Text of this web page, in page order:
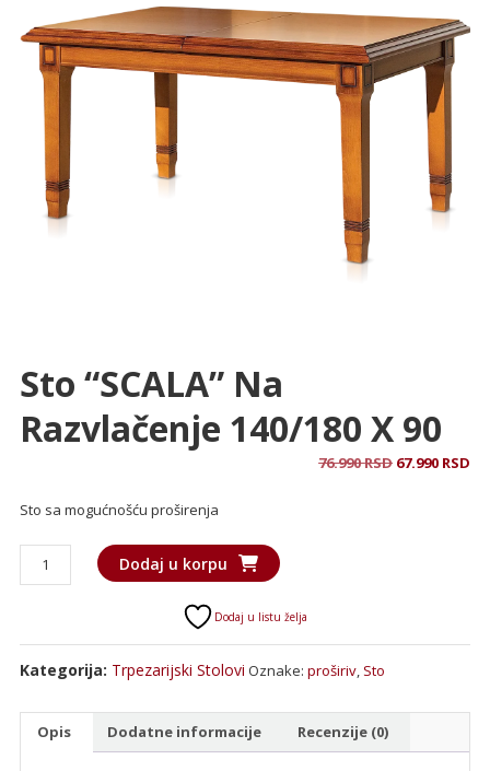
Sto “SCALA” Na
Razvlačenje 140/180 X 90
76.990RSD Originalna
67.990 RSD
Sto sa mogućnošću proširenja
"SCALA"
x
količina
Dodaj u korpu
Dodaj u listu želja
Kategorija: Trpezarijski Stolovi Oznake: proširiv, Sto
Opis Dodatne informacije Recenzije (0)